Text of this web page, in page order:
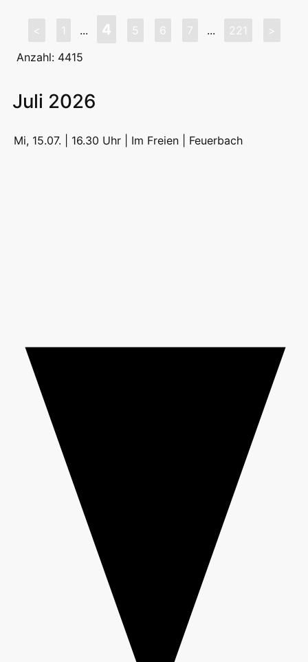
< 1 ... 4 5 6 7 ... 221
>
Anzahl: 4415
Juli 2026
Mi, 15.07. | 16.30 Uhr | Im Freien | Feuerbach